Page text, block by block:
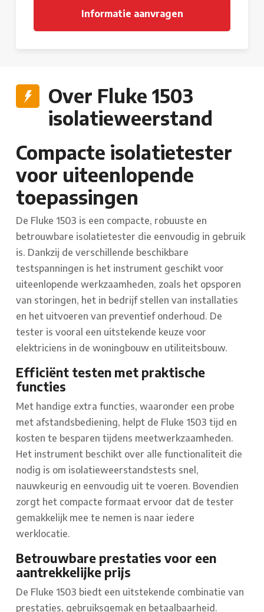
Over Fluke 1503
isolatieweerstand
Compacte isolatietester
voor uiteenlopende
toepassingen
De Fluke 1503 is een compacte, robuuste en
betrouwbare isolatietester die eenvoudig in gebruik
is. Dankzij de verschillende beschikbare
testspanningen is het instrument geschikt voor
uiteenlopende werkzaamheden, zoals het opsporen
van storingen, het in bedrijf stellen van installaties
en het uitvoeren van preventief onderhoud. De
tester is vooral een uitstekende keuze voor
elektriciens in de woningbouw en utiliteitsbouw.
Efficiënt testen met praktische
functies
Met handige extra functies, waaronder een probe
met afstandsbediening, helpt de Fluke 1503 tijd en
kosten te besparen tijdens meetwerkzaamheden.
Het instrument beschikt over alle functionaliteit die
nodig is om isolatieweerstandstests snel,
nauwkeurig en eenvoudig uit te voeren. Bovendien
zorgt het compacte formaat ervoor dat de tester
gemakkelijk mee te nemen is naar iedere
werklocatie.
Betrouwbare prestaties voor een
aantrekkelijke prijs
De Fluke 1503 biedt een uitstekende combinatie van
prestaties, gebruiksgemak en betaalbaarheid.